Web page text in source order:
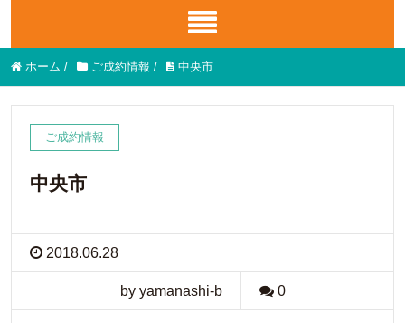
ホーム / ご成約情報 / 中央市
ご成約情報
中央市
2018.06.28
by yamanashi-b 0